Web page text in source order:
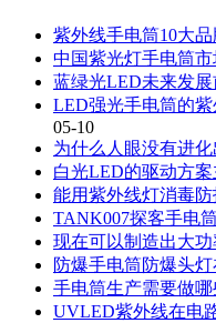
紫外线手电筒10大
中国紫光灯手电筒
蓝绿光LED未来发展
LED强光手电筒的
05-10
为什么人眼没有进
白光LED的驱动方
能用紫外线灯消毒防
TANK007探客手电
现在可以制造出大
防爆手电筒防爆头
手电筒生产需要做哪
UVLED紫外线在电